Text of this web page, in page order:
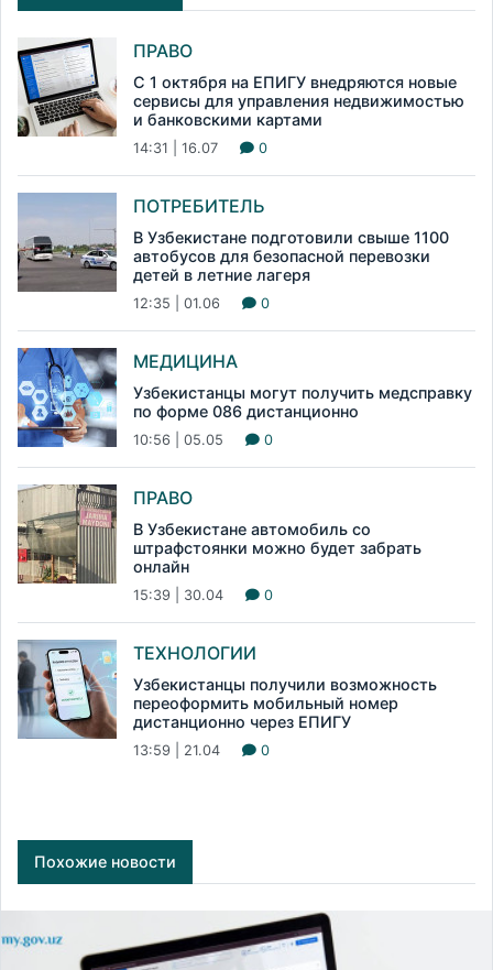
ПРАВО
С 1 октября на ЕПИГУ внедряются новые
сервисы для управления недвижимостью
и банковскими картами
14:31 | 16.07 0
ПОТРЕБИТЕЛЬ
В Узбекистане подготовили свыше 1100
автобусов для безопасной перевозки
детей в летние лагеря
12:35 | 01.06 0
МЕДИЦИНА
Узбекистанцы могут получить медсправку
по форме 086 дистанционно
10:56 | 05.05 0
ПРАВО
В Узбекистане автомобиль со
штрафстоянки можно будет забрать
онлайн
15:39 | 30.04 0
ТЕХНОЛОГИИ
Узбекистанцы получили возможность
переоформить мобильный номер
дистанционно через ЕПИГУ
13:59 | 21.04 0
Похожие новости